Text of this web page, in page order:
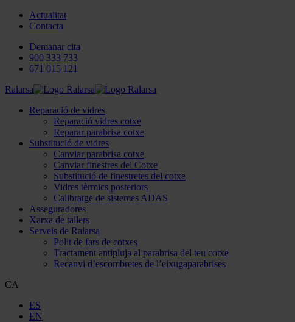
Actualitat
Contacta
Demanar cita
900 333 733
671 015 121
Ralarsa
Reparació de vidres
Reparació vidres cotxe
Reparar parabrisa cotxe
Substitució de vidres
Canviar parabrisa cotxe
Canviar finestres del Cotxe
Substitució de finestretes del cotxe
Vidres tèrmics posteriors
Calibratge de sistemes ADAS
Asseguradores
Xarxa de tallers
Serveis de Ralarsa
Polit de fars de cotxes
Tractament antipluja al parabrisa del teu cotxe
Recanvi d’escombretes de l’eixugaparabrises
CA
ES
EN